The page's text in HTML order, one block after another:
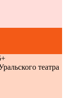
театра